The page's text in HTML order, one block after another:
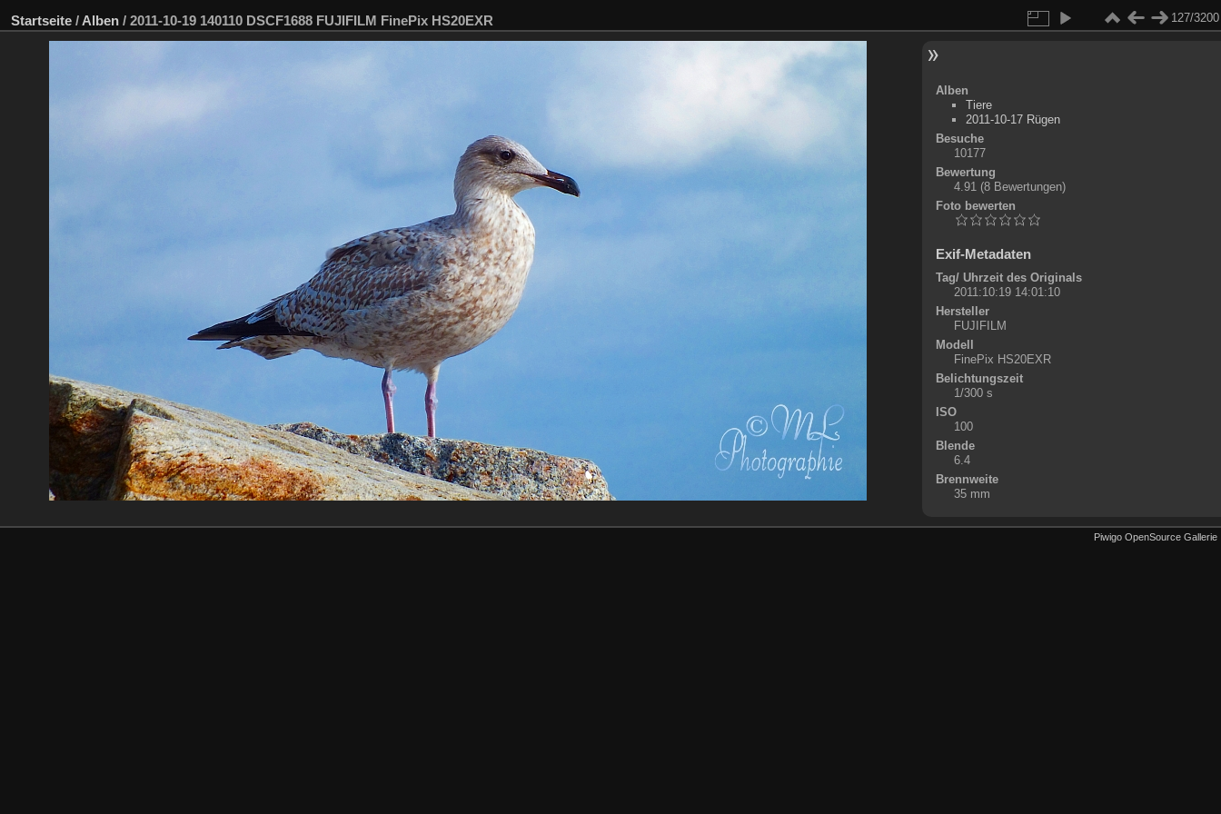
Startseite / Alben / 2011-10-19 140110 DSCF1688 FUJIFILM FinePix HS20EXR 127/3200
Alben
Tiere
2011-10-17 Rügen
Besuche
10177
Bewertung
4.91 (8 Bewertungen)
Foto bewerten
Exif-Metadaten
Tag/ Uhrzeit des Originals
2011:10:19 14:01:10
Hersteller
FUJIFILM
Modell
FinePix HS20EXR
Belichtungszeit
1/300 s
ISO
100
Blende
6.4
Brennweite
35 mm
Piwigo OpenSource Gallerie